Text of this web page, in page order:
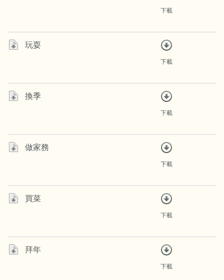
下載
玩耍
下載
換季
下載
做家務
下載
買菜
下載
拜年
下載